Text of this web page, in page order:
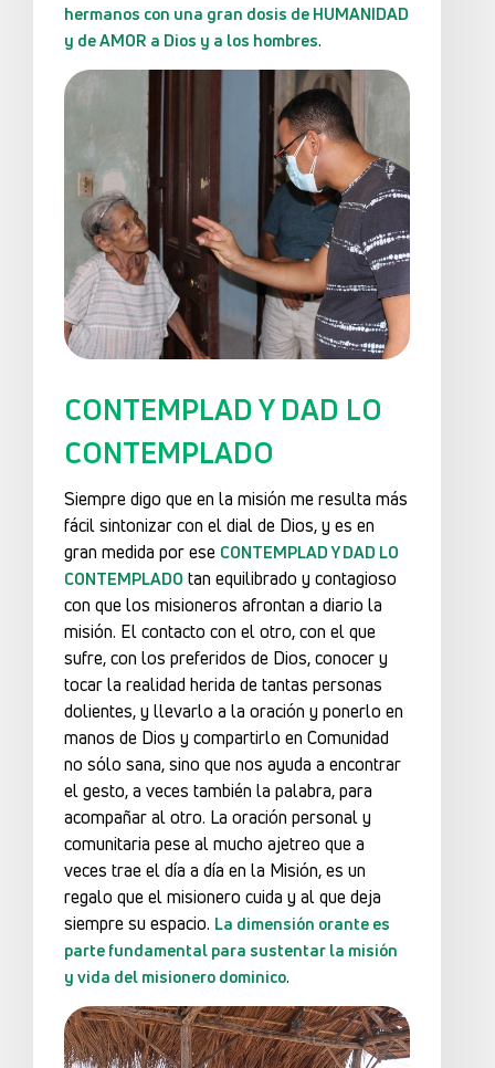
hermanos con una gran dosis de HUMANIDAD
y de AMOR a Dios y a los hombres.
CONTEMPLAD Y DAD LO
CONTEMPLADO
Siempre digo que en la misión me resulta más
fácil sintonizar con el dial de Dios, y es en
gran medida por ese CONTEMPLAD Y DAD LO
CONTEMPLADO tan equilibrado y contagioso
con que los misioneros afrontan a diario la
misión. El contacto con el otro, con el que
sufre, con los preferidos de Dios, conocer y
tocar la realidad herida de tantas personas
dolientes, y llevarlo a la oración y ponerlo en
manos de Dios y compartirlo en Comunidad
no sólo sana, sino que nos ayuda a encontrar
el gesto, a veces también la palabra, para
acompañar al otro. La oración personal y
comunitaria pese al mucho ajetreo que a
veces trae el día a día en la Misión, es un
regalo que el misionero cuida y al que deja
siempre su espacio. La dimensión orante es
parte fundamental para sustentar la misión
y vida del misionero dominico.